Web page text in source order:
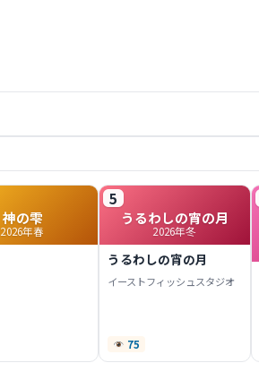
神の雫
2026年春
5
うるわしの宵の月
2026年冬
うるわしの宵の月
イーストフィッシュスタジオ
75